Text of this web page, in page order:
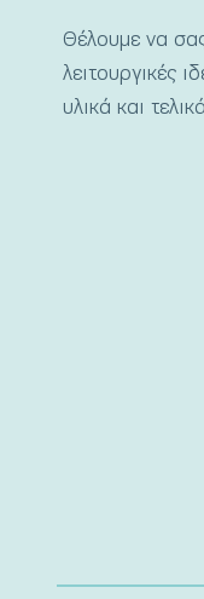
Θέλουμε να
λειτουργικές
υλικά και